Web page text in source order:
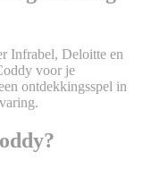
Infrabel, Deloitte en
voor je
ontdekkingsspel in